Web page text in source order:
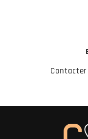
Contacter